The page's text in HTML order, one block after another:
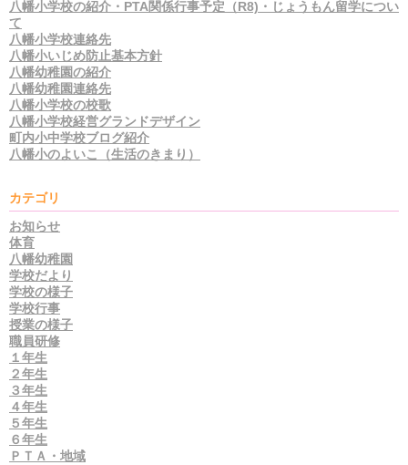
八幡小学校の紹介・PTA関係行事予定（R8)・じょうもん留学につい
て
八幡小学校連絡先
八幡小いじめ防止基本方針
八幡幼稚園の紹介
八幡幼稚園連絡先
八幡小学校の校歌
八幡小学校経営グランドデザイン
町内小中学校ブログ紹介
八幡小のよいこ（生活のきまり）
カテゴリ
お知らせ
体育
八幡幼稚園
学校だより
学校の様子
学校行事
授業の様子
職員研修
１年生
２年生
３年生
４年生
５年生
６年生
ＰＴＡ・地域